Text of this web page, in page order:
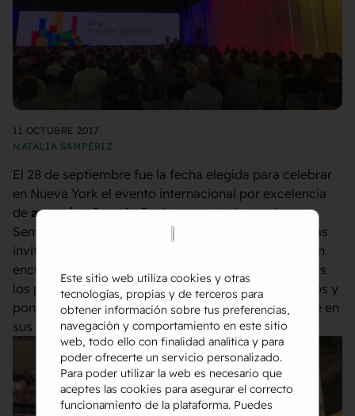
11 OCTUBRE 2017
NATALIA SAMPÉRIZ
El 28 de septiembre fue la fecha elegida para celebrar
en Nueva York el evento internacional por excelencia
de agencias Google Partners, entre las cuales
Semmantica fue una de las cinco agencias españolas
invitadas. Hablamos de
, un
encuentro de agencias de marketing digital de todos
los puntos del planeta para compartir conocimientos y
ponernos al día de las últimas novedades de Google en
sus productos estrella.
Este sitio web utiliza cookies y otras
tecnologías, propias y de terceros para
obtener información sobre tus preferencias,
navegación y comportamiento en este sitio
web, todo ello con finalidad analítica y para
poder ofrecerte un servicio personalizado.
Para poder utilizar la web es necesario que
aceptes las cookies para asegurar el correcto
funcionamiento de la plataforma. Puedes